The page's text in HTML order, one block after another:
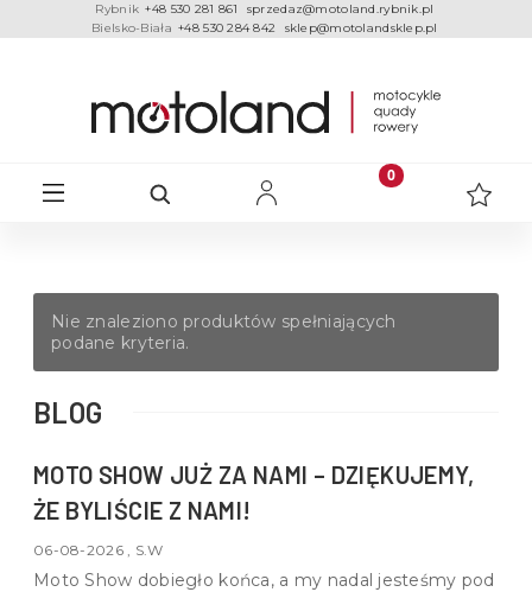
Rybnik +48 530 281 861
sprzedaz@motoland.rybnik.pl
Bielsko-Biała +48 530 284 842 sklep@motolandsklep.pl
Nie znaleziono produktów spełniających
podane kryteria.
BLOG
MOTO SHOW JUŻ ZA NAMI – DZIĘKUJEMY,
ŻE BYLIŚCIE Z NAMI!
06-08-2026 , S.W
Moto Show dobiegło końca, a my nadal jesteśmy pod